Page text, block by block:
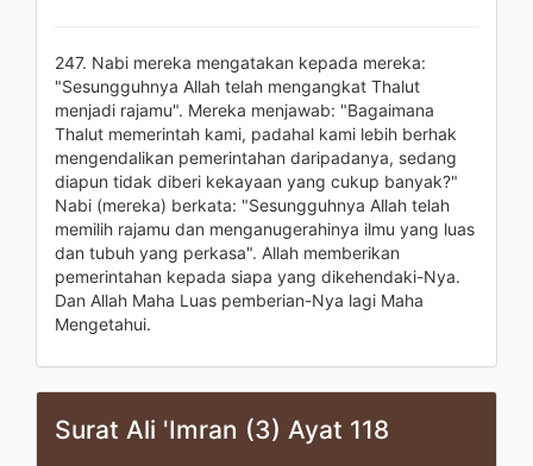
247. Nabi mereka mengatakan kepada mereka:
"Sesungguhnya Allah telah mengangkat Thalut
menjadi rajamu". Mereka menjawab: "Bagaimana
Thalut memerintah kami, padahal kami lebih berhak
mengendalikan pemerintahan daripadanya, sedang
diapun tidak diberi kekayaan yang cukup banyak?"
Nabi (mereka) berkata: "Sesungguhnya Allah telah
memilih rajamu dan menganugerahinya ilmu yang luas
dan tubuh yang perkasa". Allah memberikan
pemerintahan kepada siapa yang dikehendaki-Nya.
Dan Allah Maha Luas pemberian-Nya lagi Maha
Mengetahui.
Surat Ali 'Imran (3) Ayat 118